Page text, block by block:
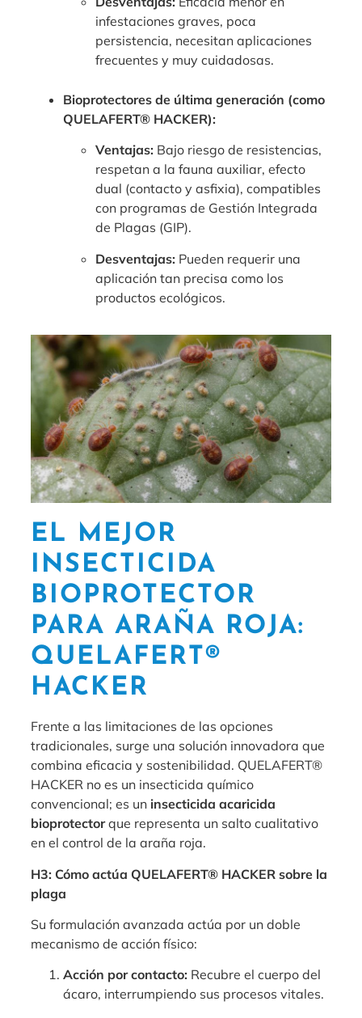
infestaciones graves, poca
persistencia, necesitan aplicaciones
frecuentes y muy cuidadosas.
Bioprotectores de última generación (como
QUELAFERT® HACKER):
Ventajas: Bajo riesgo de resistencias,
respetan a la fauna auxiliar, efecto
dual (contacto y asfixia), compatibles
con programas de Gestión Integrada
de Plagas (GIP).
Desventajas: Pueden requerir una
aplicación tan precisa como los
productos ecológicos.
EL MEJOR
INSECTICIDA
BIOPROTECTOR
PARA ARAÑA ROJA:
QUELAFERT®
HACKER
Frente a las limitaciones de las opciones
tradicionales, surge una solución innovadora que
combina eficacia y sostenibilidad. QUELAFERT®
HACKER no es un insecticida químico
convencional; es un insecticida acaricida
bioprotectorque representa un salto cualitativo
en el control de la araña roja.
H3: Cómo actúa QUELAFERT® HACKER sobre la
plaga
Su formulación avanzada actúa por un doble
mecanismo de acción físico:
Acción por contacto: Recubre el cuerpo del
ácaro, interrumpiendo sus procesos vitales.